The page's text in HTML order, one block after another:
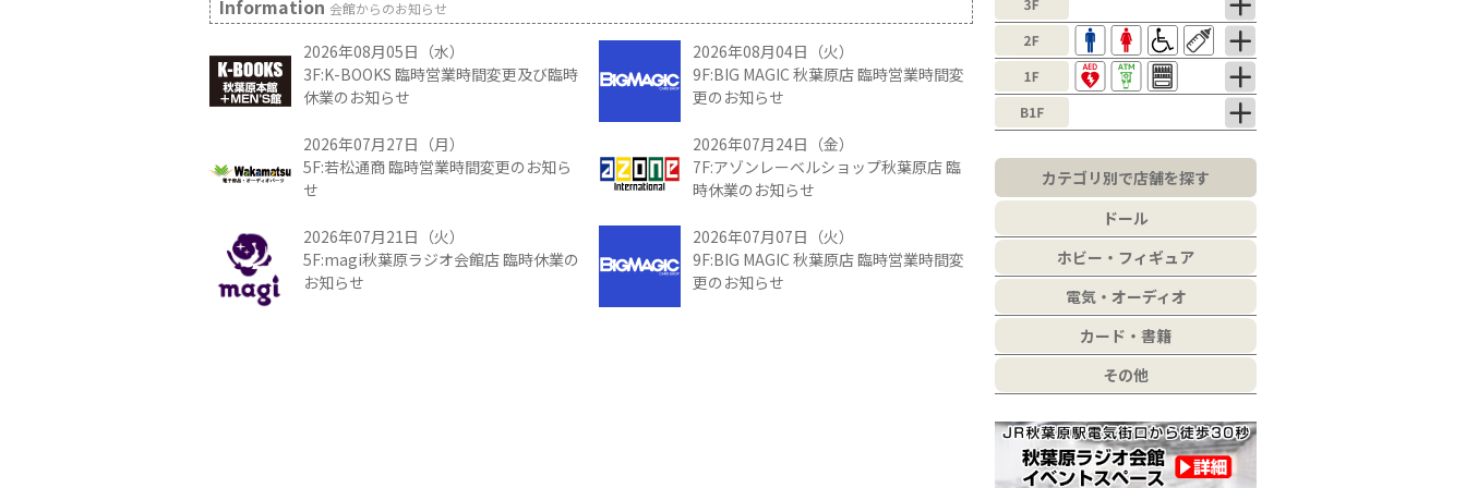
Information 会館からのお知らせ
2026年08月05日（水）
3F:K-BOOKS 臨時営業時間変更及び臨時
休業のお知らせ
2026年08月04日（火）
9F:BIG MAGIC 秋葉原店 臨時営業時間変
更のお知らせ
2026年07月27日（月）
5F:若松通商 臨時営業時間変更のお知ら
せ
2026年07月24日（金）
7F:アゾンレーベルショップ秋葉原店 臨
時休業のお知らせ
2026年07月21日（火）
5F:magi秋葉原ラジオ会館店 臨時休業の
お知らせ
2026年07月07日（火）
9F:BIG MAGIC 秋葉原店 臨時営業時間変
更のお知らせ
カテゴリ別で店舗を探す
ドール
ホビー・フィギュア
電気・オーディオ
カード・書籍
その他